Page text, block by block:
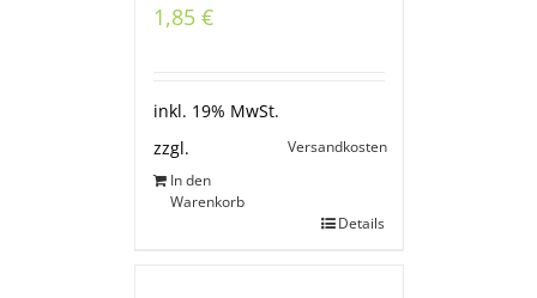
1,85 €
inkl. 19% MwSt.
zzgl.
Versandkosten
In den
Warenkorb
Details